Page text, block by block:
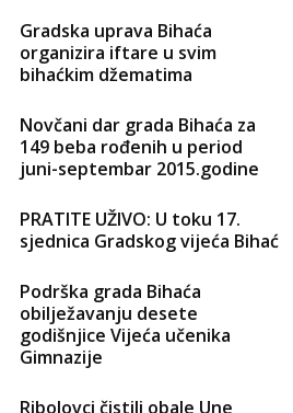
Gradska uprava Bihaća
organizira iftare u svim
bihaćkim džematima
Novčani dar grada Bihaća za
149 beba rođenih u period
juni-septembar 2015.godine
PRATITE UŽIVO: U toku 17.
sjednica Gradskog vijeća Bihać
Podrška grada Bihaća
obilježavanju desete
godišnjice Vijeća učenika
Gimnazije
Ribolovci čistili obale Une